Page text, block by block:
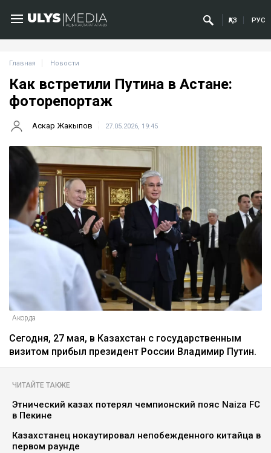
ҚАЗ РУС
Главная Новости
Как встретили Путина в Астане:
фоторепортаж
Аскар Жакыпов 27.05.2026, 19:45
Акорда
Сегодня, 27 мая, в Казахстан с государственным
визитом прибыл президент России Владимир Путин.
ЧИТАЙТЕ ТАКЖЕ
Этнический казах потерял чемпионский пояс Naiza FC
в Пекине
Казахстанец нокаутировал непобежденного китайца в
первом раунде